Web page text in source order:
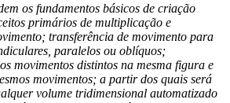
os fundamentos básicos de criação
primários de multiplicação e
transferência de movimento para
paralelos ou oblíquos;
movimentos distintos na mesma figura e
movimentos; a partir dos quais será
volume tridimensional automatizado